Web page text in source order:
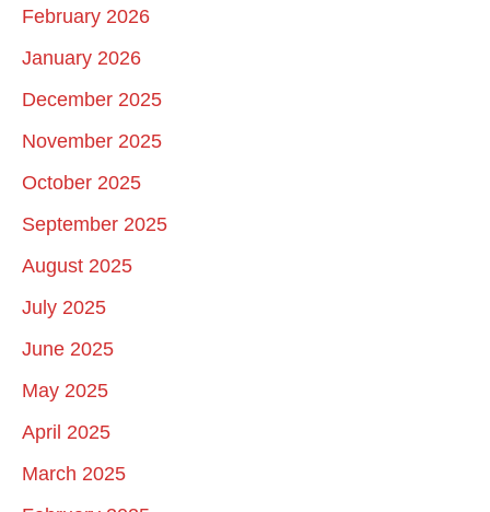
February 2026
January 2026
December 2025
November 2025
October 2025
September 2025
August 2025
July 2025
June 2025
May 2025
April 2025
March 2025